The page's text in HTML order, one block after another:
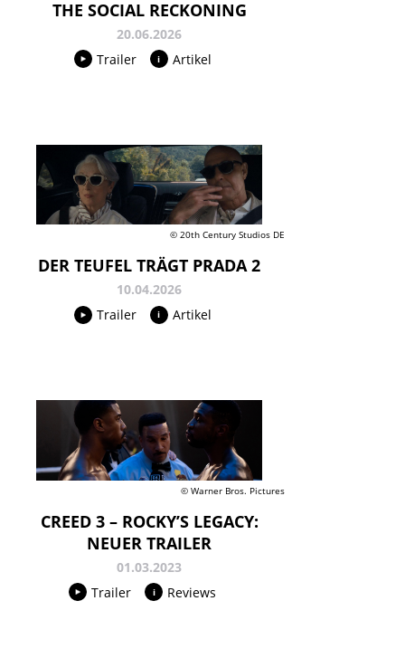
THE SOCIAL RECKONING
20.06.2026
Trailer
Artikel
© 20th Century Studios DE
DER TEUFEL TRÄGT PRADA 2
10.04.2026
Trailer
Artikel
© Warner Bros. Pictures
CREED 3 – ROCKY’S LEGACY:
NEUER TRAILER
01.03.2023
Trailer
Reviews